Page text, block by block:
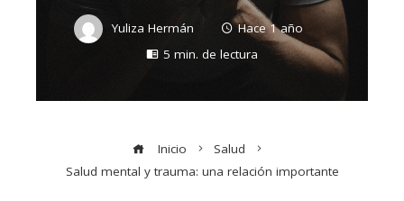
Yuliza Hermán
Hace 1 año
5 min. de lectura
Inicio
Salud
Salud mental y trauma: una relación importante